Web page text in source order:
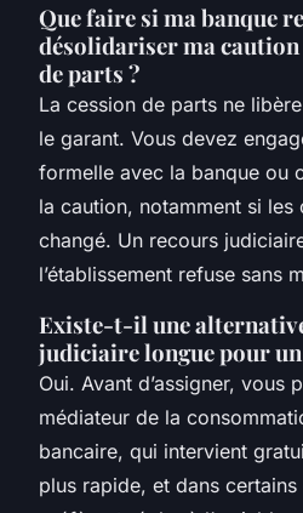
Que faire si ma banque
désolidariser ma caution
de parts ?
La cession de parts ne
le garant. Vous devez
formelle avec la banque ou
la caution, notamment si
changé. Un recours
l’établissement refuse sans
Existe-t-il une
judiciaire longue pour
Oui. Avant d’assigner, vous
médiateur de la
bancaire, qui intervient
plus rapide, et dans